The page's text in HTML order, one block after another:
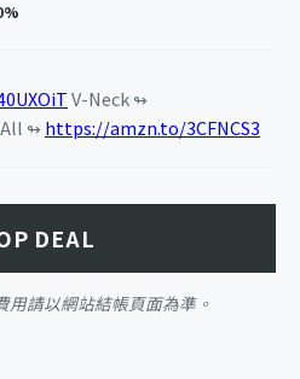
V-Neck ↬
All ↬ https://amzn.to/3CFNCS3
DEAL
用請以網站結帳頁面為準。